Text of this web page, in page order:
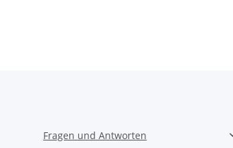
Fragen und Antworten